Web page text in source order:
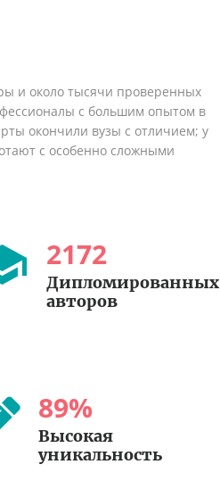
и около тысячи проверенных
с большим опытом в
окончили вузы с отличием; у
с особенно сложными
2172
Дипломированных
авторов
89%
Высокая
уникальность